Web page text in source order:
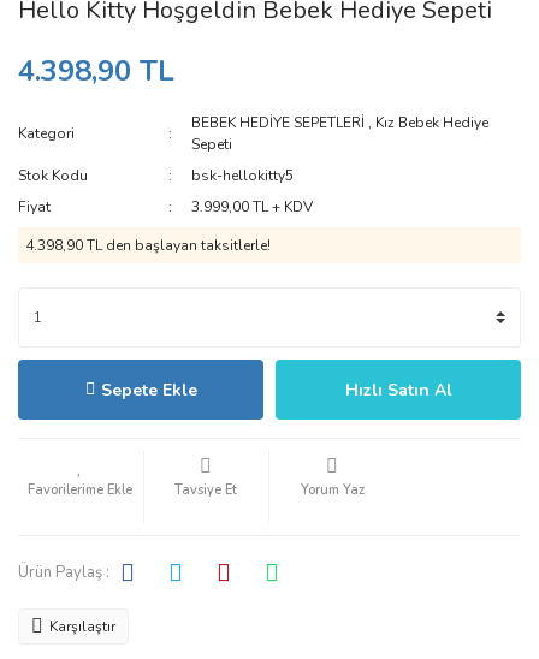
Hello Kitty Hoşgeldin Bebek Hediye Sepeti
4.398,90 TL
Kategori
BEBEK HEDİYE SEPETLERİ , Kız Bebek Hediye
Sepeti
Stok Kodu
bsk-hellokitty5
Fiyat
3.999,00 TL + KDV
4.398,90 TL den başlayan taksitlerle!
Sepete Ekle Hızlı Satın Al
Tavsiye Et Yorum Yaz
Ürün Paylaş :
Karşılaştır